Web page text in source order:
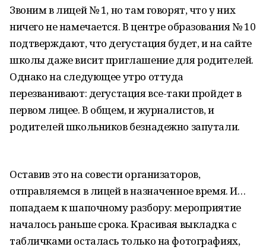
Звоним в лицей № 1, но там говорят, что у них
ничего не намечается. В центре образования № 10
подтверждают, что дегустация будет, и на сайте
школы даже висит приглашение для родителей.
Однако на следующее утро оттуда
перезванивают: дегустация все-таки пройдет в
первом лицее. В общем, и журналистов, и
родителей школьников безнадежно запутали.
Оставив это на совести организаторов,
отправляемся в лицей в назначенное время. И…
попадаем к шапочному разбору: мероприятие
началось раньше срока. Красивая выкладка с
табличками осталась только на фотографиях,